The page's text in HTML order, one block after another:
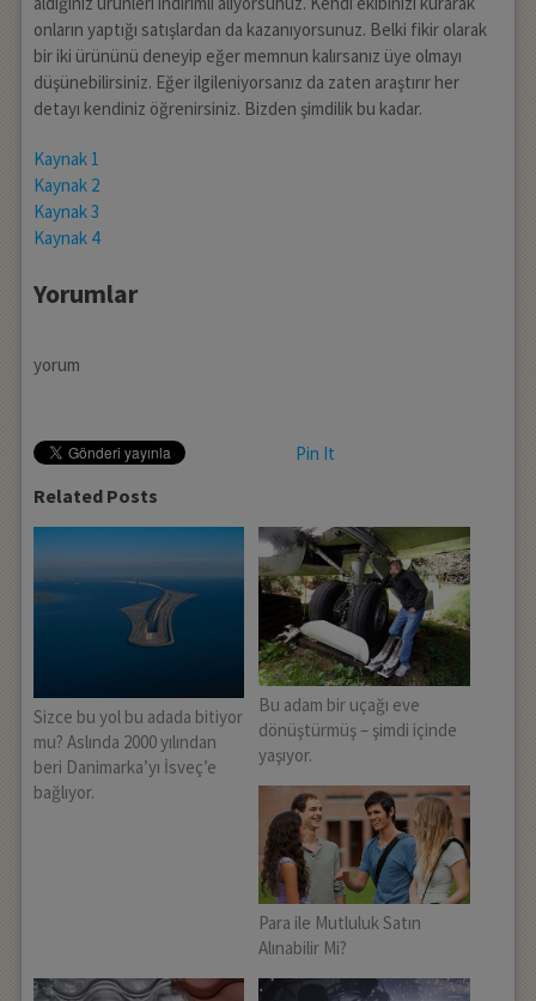
onların yaptığı satışlardan da kazanıyorsunuz. Belki fikir olarak
bir iki ürününü deneyip eğer memnun kalırsanız üye olmayı
düşünebilirsiniz. Eğer ilgileniyorsanız da zaten araştırır her
detayı kendiniz öğrenirsiniz. Bizden şimdilik bu kadar.
Kaynak 1
Kaynak 2
Kaynak 3
Kaynak 4
Yorumlar
yorum
Pin It
Related Posts
Sizce bu yol bu adada bitiyor
mu? Aslında 2000 yılından
beri Danimarka’yı İsveç’e
bağlıyor.
Bu adam bir uçağı eve
dönüştürmüş – şimdi içinde
yaşıyor.
Para ile Mutluluk Satın
Alınabilir Mi?